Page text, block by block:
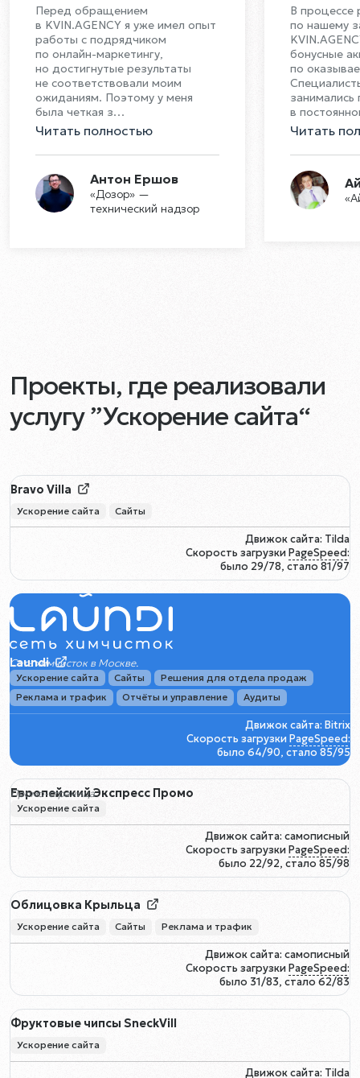
Перед обращением
в KVIN.AGENCY я уже имел опыт
работы с подрядчиком
по онлайн-маркетингу,
но достигнутые результаты
не соответствовали моим
ожиданиям. Поэтому у меня
была четкая з…
Читать полностью
Антон Ершов
«Дозор» —
технический надзор
В процессе
по нашему
бонусные
по
в
Читать
Проекты, где реализовали
услугу ”Ускорение сайта“
Bravo Villa
Ускорение сайта Сайты
Движок сайта: Tilda
Скорость загрузкиPageSpeed:
было 29/78, стало 81/97
Laundi
Сеть химчисток в Москве.
Ускорение сайта Сайты
Решения для отдела продаж
Реклама и трафик
Отчёты и управление Аудиты
Движок сайта: Bitrix
Скорость загрузкиPageSpeed:
было 64/90, стало 85/95
Европейский Экспресс Промо
Промо-страница
Ускорение сайта
Движок сайта: самописный
Скорость загрузкиPageSpeed:
было 22/92, стало 85/98
Облицовка Крыльца
Ускорение сайта Сайты Реклама и трафик
Движок сайта: самописный
Скорость загрузкиPageSpeed:
было 31/83, стало 62/83
Фруктовые чипсы SneckVill
Ускорение сайта
Движок сайта: Tilda